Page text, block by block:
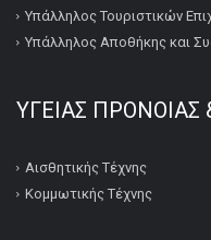
Υπάλληλος Τουριστικών
Υπάλληλος Αποθήκης και
ΥΓΕΙΑΣ ΠΡΟΝΟΙΑΣ
Αισθητικής Τέχνης
Κομμωτικής Τέχνης